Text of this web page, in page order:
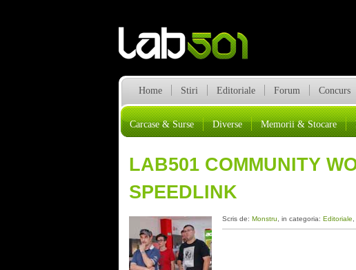
Home Stiri Editoriale Forum Concurs
Carcase & Surse Diverse Memorii & Stocare
LAB501 COMMUNITY
SPEEDLINK
Scris de: Monstru , in categoria: Editoriale